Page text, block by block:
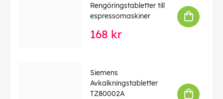
Rengöringstabletter till
espressomaskiner
168 kr
Siemens
Avkalkningstabletter
TZ80002A